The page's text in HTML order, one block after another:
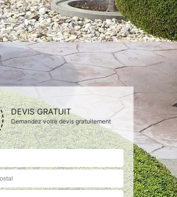
DEVIS GRATUIT
Demandez votre devis gratuitement